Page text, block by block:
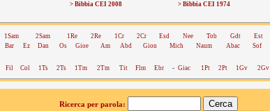
> Bibbia CEI 2008 > Bibbia CEI 1974
1Sam 2Sam 1Re 2Re 1Cr 2Cr Esd Nee Tob Gdt Est
Bar Ez Dan Os Gioe Am Abd Gion Mich Naum Abac Sof
Fil Col 1Ts 2Ts 1Tm 2Tm Tit Flm Ebr - Giac 1Pt 2Pt 1Gv 2Gv
Ricerca per parola: